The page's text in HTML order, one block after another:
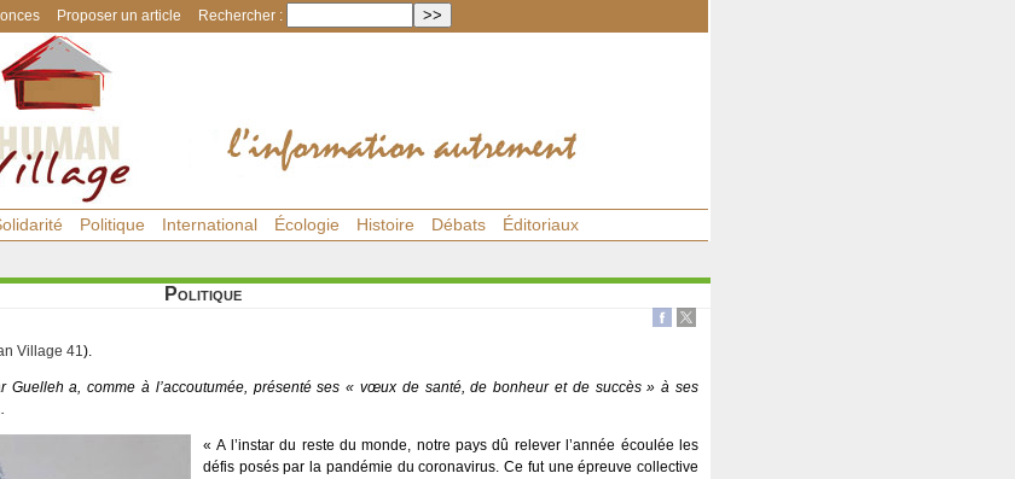
Proposer un article Rechercher :
Politique International Écologie Histoire Débats Éditoriaux
Politique
Village 41).
Guelleh a, comme à l’accoutumée, présenté ses « vœux de santé, de bonheur et de succès » à ses
« A l’instar du reste du monde, notre pays dû relever l’année écoulée les
défis posés par la pandémie du coronavirus. Ce fut une épreuve collective